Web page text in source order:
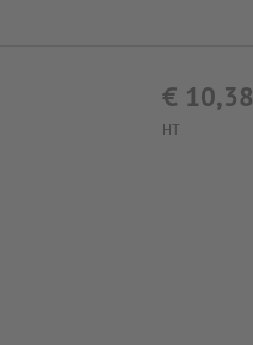
HT
€ 10,38